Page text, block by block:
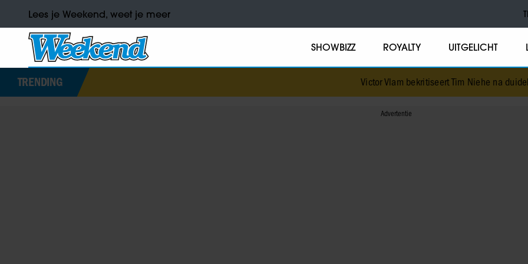
Lees je Weekend, weet je meer
SHOWBIZZ ROYALTY UITGELICHT
TRENDING Victor Vlam bekritiseert Tim Niehe na